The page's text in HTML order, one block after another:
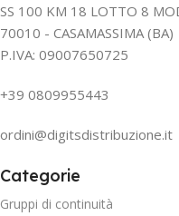
SS 100 KM 18 LOTTO 8
70010 - CASAMASSIMA (BA)
P.IVA: 09007650725
+39 0809955443
ordini@digitsdistribuzione.it
Categorie
Gruppi di continuità